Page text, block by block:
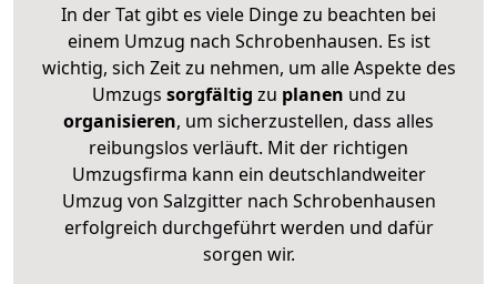
In der Tat gibt es viele Dinge zu beachten bei
einem Umzug nach Schrobenhausen. Es ist
wichtig, sich Zeit zu nehmen, um alle Aspekte des
Umzugs sorgfältig zu planen und zu
organisieren, um sicherzustellen, dass alles
reibungslos verläuft. Mit der richtigen
Umzugsfirma kann ein deutschlandweiter
Umzug von Salzgitter nach Schrobenhausen
erfolgreich durchgeführt werden und dafür
sorgen wir.